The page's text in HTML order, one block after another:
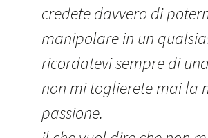
credete davvero di
manipolare in un
ricordatevi sempre di
non mi toglierete mai la
passione.